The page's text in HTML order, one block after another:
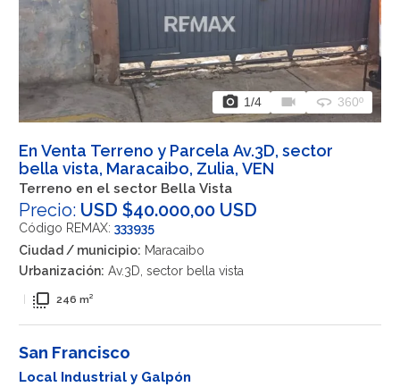
photo_camera 1/4 videocam 360 360º
En Venta Terreno y Parcela Av.3D, sector
bella vista, Maracaibo, Zulia, VEN
Terreno en el sector Bella Vista
Precio: USD $40.000,00 USD
Código REMAX: 333935
Ciudad / municipio: Maracaibo
Urbanización: Av.3D, sector bella vista
flip_to_front 246 m²
San Francisco
Local Industrial y Galpón